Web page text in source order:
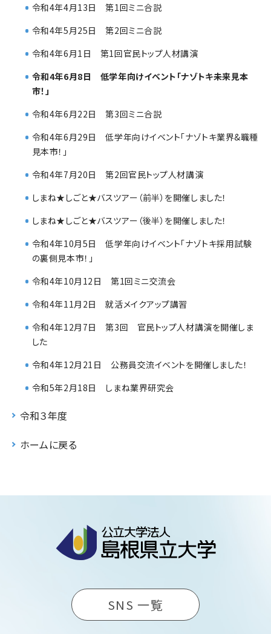
令和4年4月13日 第1回ミニ合説
令和4年5月25日 第2回ミニ合説
令和4年6月1日 第1回官民トップ人材講演
令和4年6月8日 低学年向けイベント「ナゾトキ未来見本
市！」
令和4年6月22日 第3回ミニ合説
令和4年6月29日 低学年向けイベント「ナゾトキ業界&職種
見本市！」
令和4年7月20日 第2回官民トップ人材講演
しまね★しごと★バスツアー（前半）を開催しました！
しまね★しごと★バスツアー（後半）を開催しました！
令和4年10月5日 低学年向けイベント「ナゾトキ採用試験
の裏側見本市！」
令和4年10月12日 第1回ミニ交流会
令和4年11月2日 就活メイクアップ講習
令和4年12月7日 第3回 官民トップ人材講演を開催しま
した
令和4年12月21日 公務員交流イベントを開催しました！
令和5年2月18日 しまね業界研究会
令和３年度
ホームに戻る
SNS 一覧